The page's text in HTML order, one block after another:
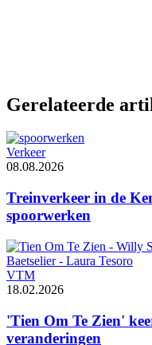
Gerelateerde
Verkeer
08.08.2026
Treinverkeer in de
spoorwerken
VTM
18.02.2026
'Tien Om Te Zien'
veranderingen